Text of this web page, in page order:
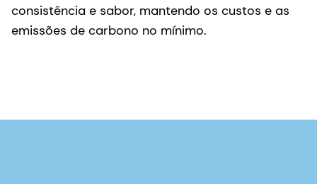
consistência e sabor, mantendo os custos e as
emissões de carbono no mínimo.